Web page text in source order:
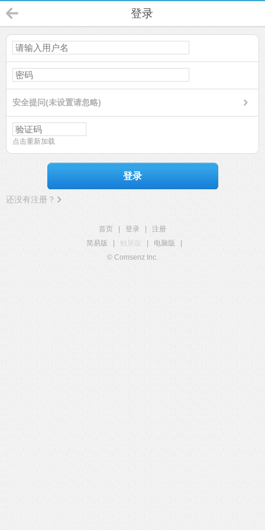
登录
安全提问(未设置请忽略)
点击重新加载
登录
还没有注册？
首页 登录
注册
简易版
触屏版 电脑版
© Comsenz Inc.